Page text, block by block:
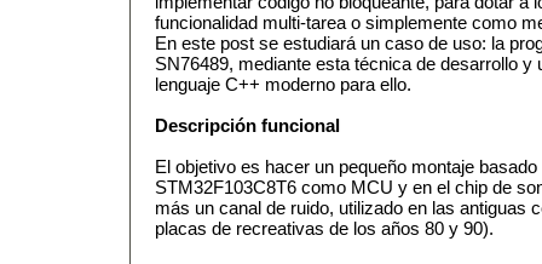
funcionalidad multi-tarea o simplemente como
En este post se estudiará un caso de uso: la
SN76489, mediante esta técnica de desarrollo y
lenguaje C++ moderno para ello.
Descripción funcional
El objetivo es hacer un pequeño montaje
STM32F103C8T6 como MCU y en el chip de
más un canal de ruido, utilizado en las antiguas
placas de recreativas de los años 80 y 90).